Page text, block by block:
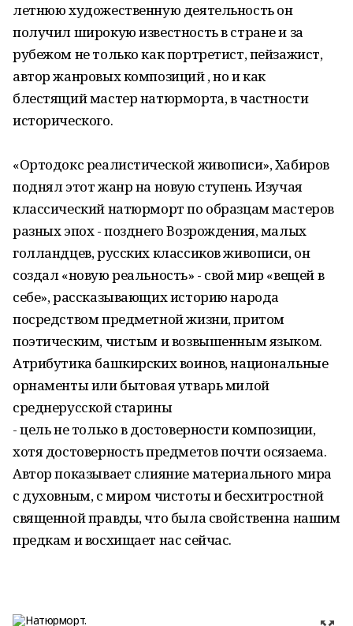
летнюю художественную деятельность он
получил широкую известность в стране и за
рубежом не только как портретист, пейзажист,
автор жанровых композиций , но и как
блестящий мастер натюрморта, в частности
исторического.
«Ортодокс реалистической живописи», Хабиров
поднял этот жанр на новую ступень. Изучая
классический натюрморт по образцам мастеров
разных эпох - позднего Возрождения, малых
голландцев, русских классиков живописи, он
создал «новую реальность» - свой мир «вещей в
себе», рассказывающих историю народа
посредством предметной жизни, притом
поэтическим, чистым и возвышенным языком.
Атрибутика башкирских воинов, национальные
орнаменты или бытовая утварь милой
среднерусской старины
- цель не только в достоверности композиции,
хотя достоверность предметов почти осязаема.
Автор показывает слияние материального мира
с духовным, с миром чистоты и бесхитростной
священной правды, что была свойственна нашим
предкам и восхищает нас сейчас.